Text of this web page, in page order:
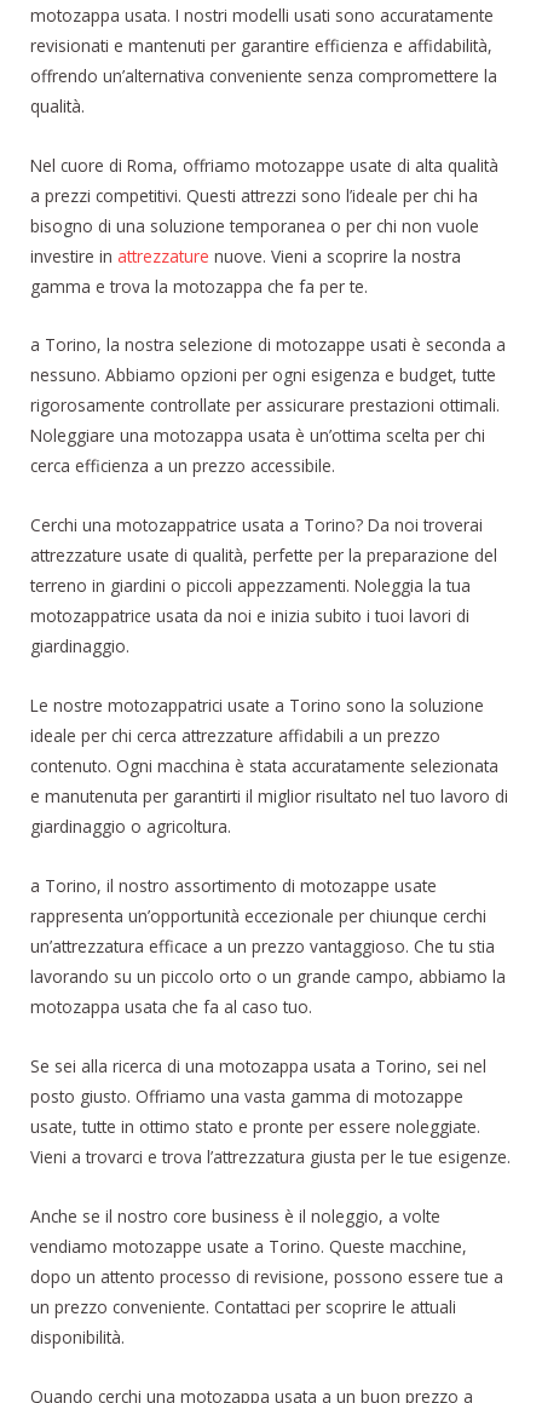
motozappa usata. I nostri modelli usati sono accuratamente
revisionati e mantenuti per garantire efficienza e affidabilità,
offrendo un’alternativa conveniente senza compromettere la
qualità.
Nel cuore di Roma, offriamo motozappe usate di alta qualità
a prezzi competitivi. Questi attrezzi sono l’ideale per chi ha
bisogno di una soluzione temporanea o per chi non vuole
investire in attrezzature nuove. Vieni a scoprire la nostra
gamma e trova la motozappa che fa per te.
a Torino, la nostra selezione di motozappe usati è seconda a
nessuno. Abbiamo opzioni per ogni esigenza e budget, tutte
rigorosamente controllate per assicurare prestazioni ottimali.
Noleggiare una motozappa usata è un’ottima scelta per chi
cerca efficienza a un prezzo accessibile.
Cerchi una motozappatrice usata a Torino? Da noi troverai
attrezzature usate di qualità, perfette per la preparazione del
terreno in giardini o piccoli appezzamenti. Noleggia la tua
motozappatrice usata da noi e inizia subito i tuoi lavori di
giardinaggio.
Le nostre motozappatrici usate a Torino sono la soluzione
ideale per chi cerca attrezzature affidabili a un prezzo
contenuto. Ogni macchina è stata accuratamente selezionata
e manutenuta per garantirti il miglior risultato nel tuo lavoro di
giardinaggio o agricoltura.
a Torino, il nostro assortimento di motozappe usate
rappresenta un’opportunità eccezionale per chiunque cerchi
un’attrezzatura efficace a un prezzo vantaggioso. Che tu stia
lavorando su un piccolo orto o un grande campo, abbiamo la
motozappa usata che fa al caso tuo.
Se sei alla ricerca di una motozappa usata a Torino, sei nel
posto giusto. Offriamo una vasta gamma di motozappe
usate, tutte in ottimo stato e pronte per essere noleggiate.
Vieni a trovarci e trova l’attrezzatura giusta per le tue esigenze.
Anche se il nostro core business è il noleggio, a volte
vendiamo motozappe usate a Torino. Queste macchine,
dopo un attento processo di revisione, possono essere tue a
un prezzo conveniente. Contattaci per scoprire le attuali
disponibilità.
Quando cerchi una motozappa usata a un buon prezzo a